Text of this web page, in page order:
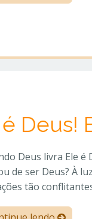
Deus!
Deus livra Ele
de ser Deus? À
tão